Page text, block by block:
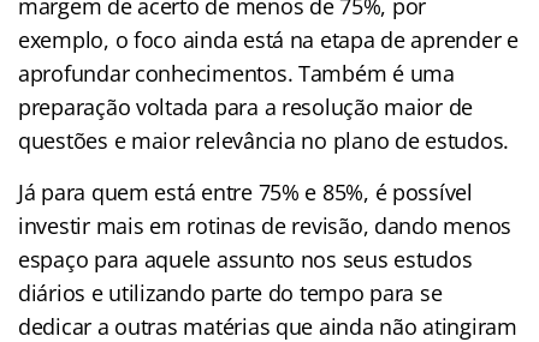
margem de acerto de menos de 75%, por
exemplo, o foco ainda está na etapa de aprender e
aprofundar conhecimentos. Também é uma
preparação voltada para a resolução maior de
questões e maior relevância no plano de estudos.
Já para quem está entre 75% e 85%, é possível
investir mais em rotinas de revisão, dando menos
espaço para aquele assunto nos seus estudos
diários e utilizando parte do tempo para se
dedicar a outras matérias que ainda não atingiram